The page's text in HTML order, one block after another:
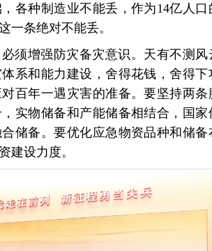
各种制造业不能丢，作为14亿人口
一条绝对不能丢。
须增强防灾备灾意识。天有不测风
系和能力建设，舍得花钱，舍得
百年一遇灾害的准备。要坚持两
实物储备和产能储备相结合，国
储备。要优化应急物资品种和储备
建设力度。